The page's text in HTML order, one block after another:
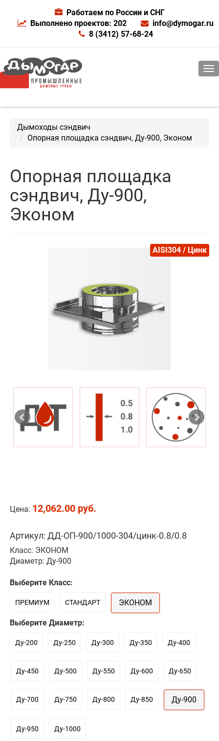
Работаем по России и СНГ
Выполнено проектов: 202
info@dymogar.ru
8 (3412) 57-68-24
Дымоходы сэндвич
Опорная площадка сэндвич, Ду-900, Эконом
Опорная площадка
сэндвич, Ду-900,
Эконом
AISI304 / Цинк
Цена: 12,062.00 руб.
Артикул: ДД-ОП-900/1000-304/цинк-0.8/0.8
Класс: ЭКОНОМ
Диаметр: Ду-900
Выберите Класс:
ПРЕМИУМ СТАНДАРТ ЭКОНОМ
Выберите Диаметр:
Ду-200 Ду-250 Ду-300 Ду-350 Ду-400
Ду-450 Ду-500 Ду-550 Ду-600 Ду-650
Ду-700 Ду-750 Ду-800 Ду-850 Ду-900
Ду-950 Ду-1000